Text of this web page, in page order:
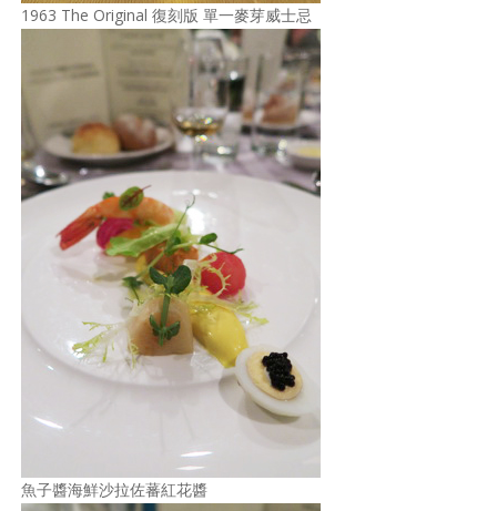
1963 The Original 復刻版 單一麥芽威士忌
魚子醬海鮮沙拉佐蕃紅花醬